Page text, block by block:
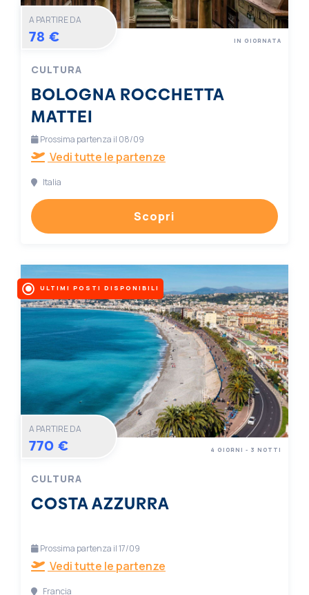
A PARTIRE DA
78 €
CULTURA
BOLOGNA ROCCHETTA
MATTEI
IN GIORNATA
Prossima partenza il 08/09
Vedi tutte le partenze
Italia
Scopri
ULTIMI POSTI DISPONIBILI
A PARTIRE DA
770 €
CULTURA
COSTA AZZURRA
4 GIORNI - 3 NOTTI
Prossima partenza il 17/09
Vedi tutte le partenze
Francia